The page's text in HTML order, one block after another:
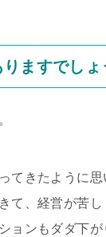
ますでしょ
てきたように
て、経営が苦
ョンもダダ下